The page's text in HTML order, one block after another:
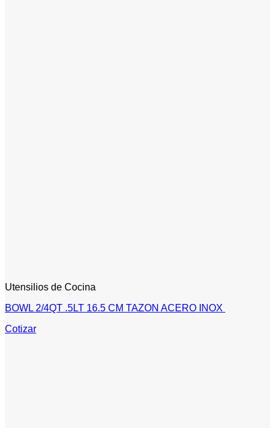
Utensilios de Cocina
BOWL 2/4QT .5LT 16.5 CM TAZON ACERO INOX
Cotizar